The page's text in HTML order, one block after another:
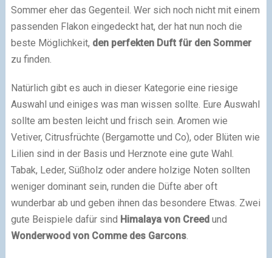
Sommer eher das Gegenteil. Wer sich noch nicht mit einem
passenden Flakon eingedeckt hat, der hat nun noch die
beste Möglichkeit, den perfekten Duft für den Sommer
zu finden.
Natürlich gibt es auch in dieser Kategorie eine riesige
Auswahl und einiges was man wissen sollte. Eure Auswahl
sollte am besten leicht und frisch sein. Aromen wie
Vetiver, Citrusfrüchte (Bergamotte und Co), oder Blüten wie
Lilien sind in der Basis und Herznote eine gute Wahl.
Tabak, Leder, Süßholz oder andere holzige Noten sollten
weniger dominant sein, runden die Düfte aber oft
wunderbar ab und geben ihnen das besondere Etwas. Zwei
gute Beispiele dafür sind Himalaya von Creedund
Wonderwood von Comme des Garcons.